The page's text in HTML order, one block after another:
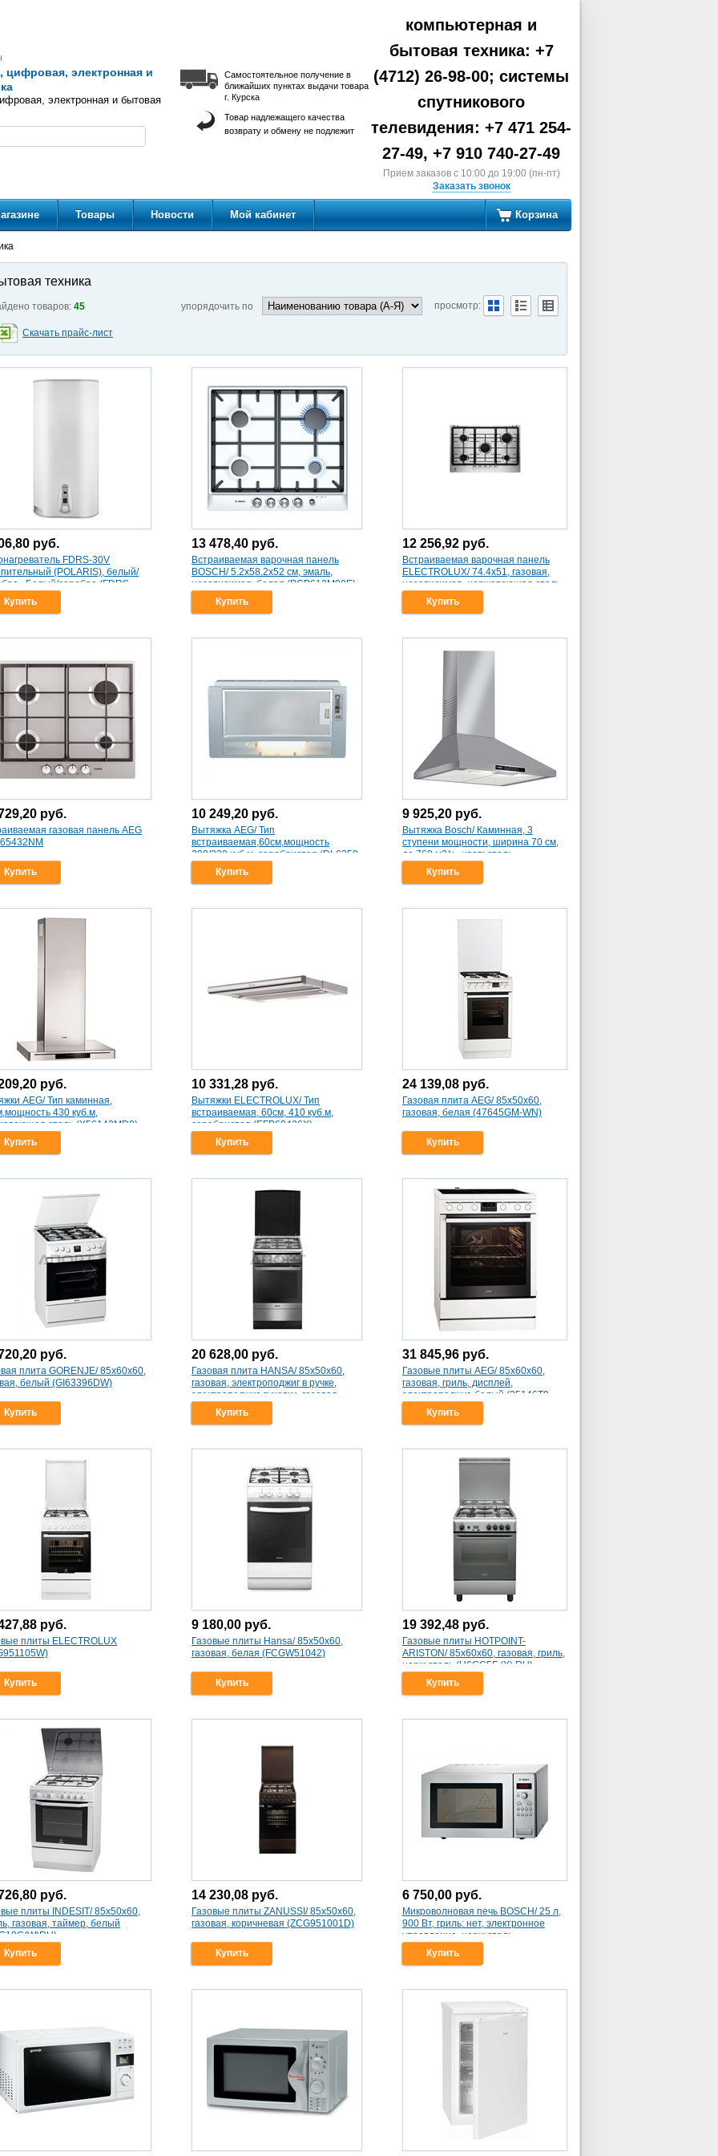
цифровая, электронная и
электронная и бытовая
Самостоятельное получение в
ближайших пунктах выдачи товара
г. Курска
Товар надлежащего качества
возврату и обмену не подлежит
компьютерная и
бытовая техника: +7
(4712) 26-98-00; системы
спутникового
телевидения: +7 471 254-
27-49, +7 910 740-27-49
Прием заказов с 10:00 до 19:00 (пн-пт)
Заказать звонок
Корзина
Товары Новости Мой кабинет
техника
товаров: 45 упорядочить по просмотр:
Скачать прайс-лист
руб.
FDRS-30V
(POLARIS), белый/
, Белый/серебро (FDRS-
Купить
13 478,40 руб.
Встраиваемая варочная панель
BOSCH/ 5.2x58.2x52 см, эмаль,
независимая, белая (PCP612M90E)
Купить
12 256,92 руб.
Встраиваемая варочная панель
ELECTROLUX/ 74.4х51, газовая,
независимая, нержавеющая сталь
(EGG57352NX)
Купить
руб.
газовая панель AEG
Купить
10 249,20 руб.
Вытяжка AEG/ Тип
встраиваемая,60см,мощность
390/220 куб.м, серебристая (DL6250-
ML)
Купить
9 925,20 руб.
Вытяжка Bosch/ Каминная, 3
ступени мощности, ширина 70 см,
до 760 м3/ч., цвет: сталь
(DWW07W850)
Купить
руб.
AEG/ Тип каминная,
430 куб.м,
сталь (X56143MD0)
Купить
10 331,28 руб.
Вытяжки ELECTROLUX/ Тип
встраиваемая, 60см, 410 куб.м,
серебристая (EFP60426X)
Купить
24 139,08 руб.
Газовая плита AEG/ 85х50х60,
газовая, белая (47645GM-WN)
Купить
руб.
плита GORENJE/ 85x60x60,
белый (GI63396DW)
Купить
20 628,00 руб.
Газовая плита HANSA/ 85х50х60,
газовая, электроподжиг в ручке,
электроподжиг духовки, газовая
духовка с электрогрилем,
газконтроль духовки, газконтроль
Купить
31 845,96 руб.
Газовые плиты AEG/ 85х60х60,
газовая, гриль, дисплей,
электроподжиг, белый (35146T9-
WN)
Купить
руб.
плиты ELECTROLUX
Купить
9 180,00 руб.
Газовые плиты Hansa/ 85х50х60,
газовая, белая (FCGW51042)
Купить
19 392,48 руб.
Газовые плиты HOTPOINT-
ARISTON/ 85х60х60, газовая, гриль,
нерж.сталь (H6GG5F (X) RU)
Купить
руб.
плиты INDESIT/ 85х50х60,
газовая, таймер, белый
Купить
14 230,08 руб.
Газовые плиты ZANUSSI/ 85x50x60,
газовая, коричневая (ZCG951001D)
Купить
6 750,00 руб.
Микроволновая печь BOSCH/ 25 л,
900 Вт, гриль: нет, электронное
управление, нерж.сталь
(HMT84M451)
Купить